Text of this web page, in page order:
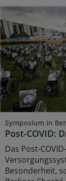
Symposium in
Post-COVID:
Das Post-
Besonderheit,